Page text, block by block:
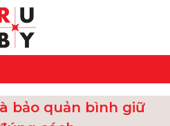
bảo quản bình giữ